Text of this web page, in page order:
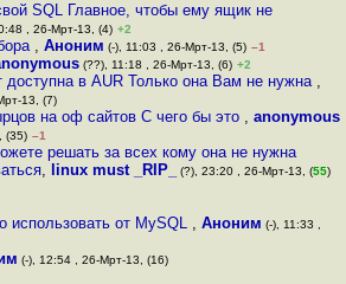
SQL Главное, чтобы ему ящик не
, 26-Мрт-13, (4) +2
,Аноним (-), 11:03 , 26-Мрт-13, (5) –1
(??), 11:18 , 26-Мрт-13, (6) +2
доступна в AUR Только она Вам не нужна ,
13, (7)
на оф сайтов С чего бы это , anonymous
(35) –1
решать за всех кому она не нужна
, linux must _RIP_ (?), 23:20 , 26-Мрт-13, (55)
использовать от MySQL ,Аноним (-), 11:33 ,
(-), 12:54 , 26-Мрт-13, (16)